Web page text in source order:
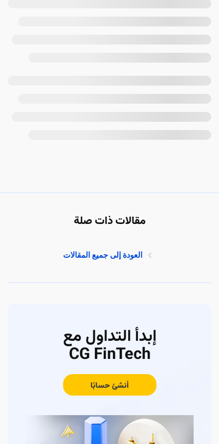
مقالات ذات صلة
العودة إلى جميع المقالات
إبدأ التداول مع
CG FinTech
أنشئ حسابًا